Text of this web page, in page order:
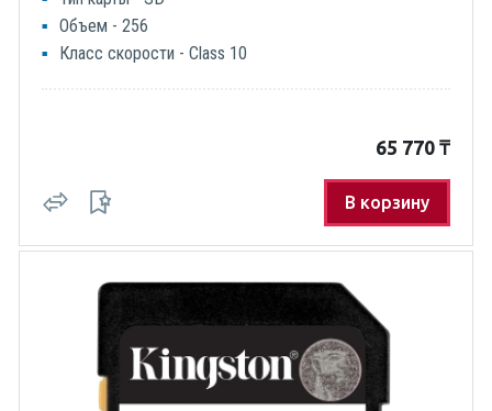
Объем - 256
Класс скорости - Class 10
65 770 ₸
В корзину